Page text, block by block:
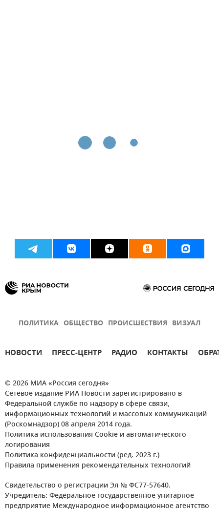
ПОЛИТИКА ОБЩЕСТВО ПРОИСШЕСТВИЯ ВИЗУАЛ
НОВОСТИ ПРЕСС-ЦЕНТР РАДИО КОНТАКТЫ
© 2026 МИА «Россия сегодня»
Сетевое издание РИА Новости зарегистрировано в
Федеральной службе по надзору в сфере связи,
информационных технологий и массовых коммуникаций
(Роскомнадзор) 08 апреля 2014 года.
Политика использования Cookie и автоматического
логирования
Политика конфиденциальности (ред. 2023 г.)
Правила применения рекомендательных технологий
Свидетельство о регистрации Эл № ФС77-57640.
Учредитель: Федеральное государственное унитарное
предприятие Международное информационное агентство